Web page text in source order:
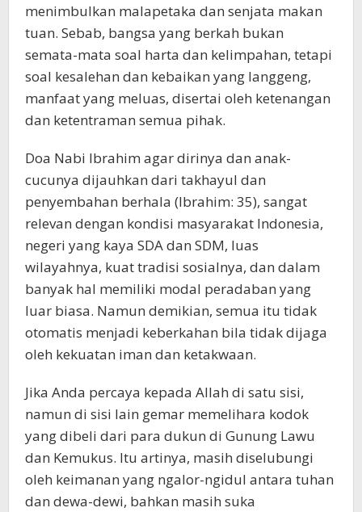
menimbulkan malapetaka dan senjata makan
tuan. Sebab, bangsa yang berkah bukan
semata-mata soal harta dan kelimpahan, tetapi
soal kesalehan dan kebaikan yang langgeng,
manfaat yang meluas, disertai oleh ketenangan
dan ketentraman semua pihak.
Doa Nabi Ibrahim agar dirinya dan anak-
cucunya dijauhkan dari takhayul dan
penyembahan berhala (Ibrahim: 35), sangat
relevan dengan kondisi masyarakat Indonesia,
negeri yang kaya SDA dan SDM, luas
wilayahnya, kuat tradisi sosialnya, dan dalam
banyak hal memiliki modal peradaban yang
luar biasa. Namun demikian, semua itu tidak
otomatis menjadi keberkahan bila tidak dijaga
oleh kekuatan iman dan ketakwaan.
Jika Anda percaya kepada Allah di satu sisi,
namun di sisi lain gemar memelihara kodok
yang dibeli dari para dukun di Gunung Lawu
dan Kemukus. Itu artinya, masih diselubungi
oleh keimanan yang ngalor-ngidul antara tuhan
dan dewa-dewi, bahkan masih suka